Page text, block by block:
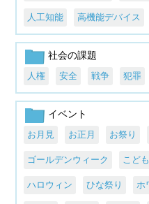
人工知能 高機能デバイス
社会の課題
人権 安全 戦争 犯罪
イベント
お月見 お正月 お祭り
ゴールデンウィーク こど
ハロウィン ひな祭り ホ